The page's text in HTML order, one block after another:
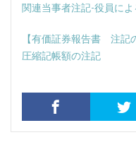
関連当事者注記-役員に
【有価証券報告書 注記
圧縮記帳額の注記